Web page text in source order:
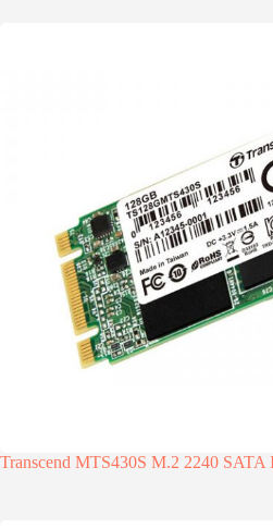
Transcend MTS430S M.2 2240 SATA